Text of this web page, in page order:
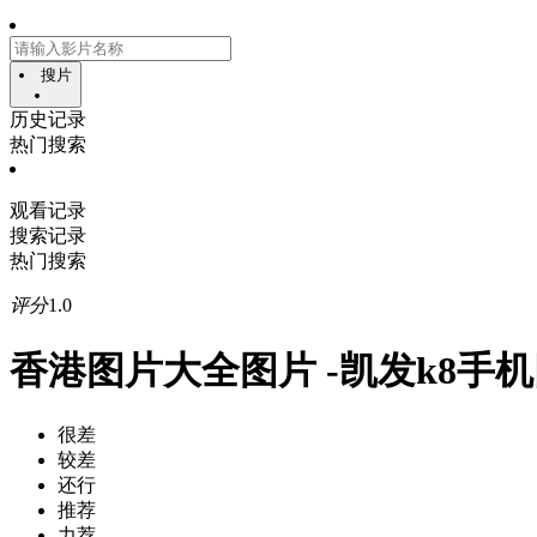
搜片
历史记录
热门搜索
观看记录
搜索记录
热门搜索
评分1.0
香港图片大全图片 -凯发k8手
很差
较差
还行
推荐